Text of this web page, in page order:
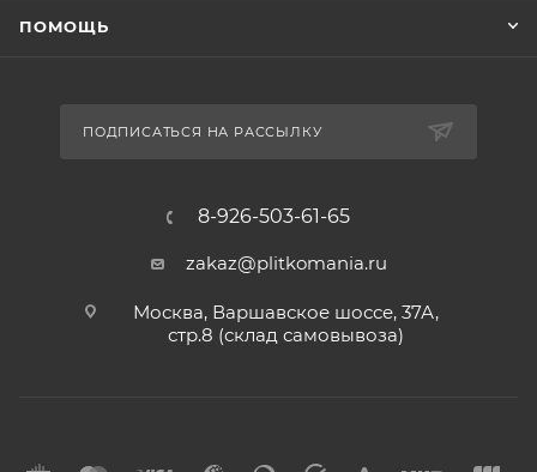
ПОМОЩЬ
ПОДПИСАТЬСЯ НА РАССЫЛКУ
8-926-503-61-65
zakaz@plitkomania.ru
Москва, Варшавское шоссе, 37А,
стр.8 (склад самовывоза)